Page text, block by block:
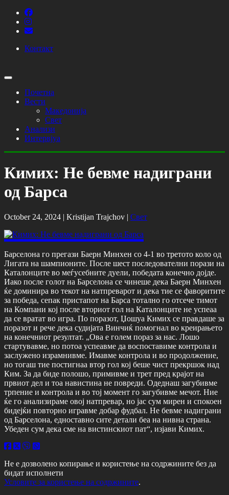
Контакт
Почетна
Вести
Македонија
Свет
Анализи
Интервјуа
Кимих: Не бевме надиграни
од Барса
October 24, 2024 | Kristijan Trajchov | Свет
Барселона го прегази Баерн Минхен со 4-1 во третото коло од
Лигата на шампионите. После шест последователни порази на
Каталонците во меѓусебните дуели, победата конечно дојде.
Иако после голот на Барселона се чинеше дека Баерн Минхен
ќе доминира во текот на натпреварот и дека тие се фаворитите
за победа, сепак пристапот на Барса тотално го отсече тимот
на Компани кој после вториот гол на Каталонците не успеаа
да се вратат во игра. По поразот, Џошуа Кимих се правдаше за
поразот и рече дека судијата Винчиќ помогнал во креирањето
на конечниот резултат. „Ова е голем пораз за нас. Лошо
стартувавме, но потоа успеавме да воспоставиме контрола и
заслужено израмнивме. Имавме контрола и во продолжение,
но тогаш тие постигнаа втор гол кој беше чист прекршок над
Ким. За да биде полошо, примивме и трет пред крајот на
првиот дел и тоа навистина не повреди. Одеднаш загубивме
трпение и контрола и во тој момент го загубивме мечот. Ние
ќе го анализираме овој натпревар, но јас сум мирен и спокоен
бидејќи повторно игравме добар фудбал. Не бевме надиграни
од Барселона, едноставно сите детали беа на нивна страна.
Убеден сум дека сме на вистинскиот пат“, изјави Кимих.
Не е дозволено копирање и користење на содржините без да
бидат исполнети
Условите за користење на содржините.